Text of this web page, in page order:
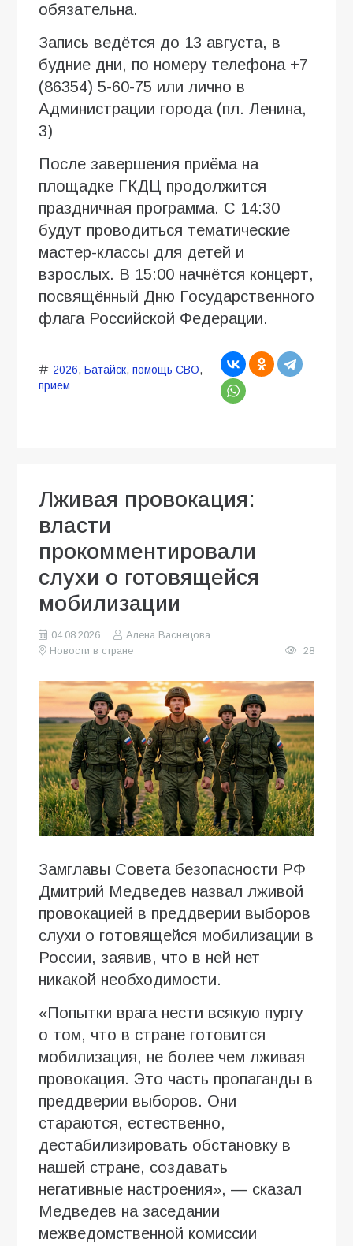
обязательна.
Запись ведётся до 13 августа, в
будние дни, по номеру телефона +7
(86354) 5-60-75 или лично в
Администрации города (пл. Ленина,
3)
После завершения приёма на
площадке ГКДЦ продолжится
праздничная программа. С 14:30
будут проводиться тематические
мастер-классы для детей и
взрослых. В 15:00 начнётся концерт,
посвящённый Дню Государственного
флага Российской Федерации.
2026, Батайск, помощь СВО,
прием
Лживая провокация:
власти
прокомментировали
слухи о готовящейся
мобилизации
04.08.2026
Алена Васнецова
Новости в стране
28
Замглавы Совета безопасности РФ
Дмитрий Медведев назвал лживой
провокацией в преддверии выборов
слухи о готовящейся мобилизации в
России, заявив, что в ней нет
никакой необходимости.
«Попытки врага нести всякую пургу
о том, что в стране готовится
мобилизация, не более чем лживая
провокация. Это часть пропаганды в
преддверии выборов. Они
стараются, естественно,
дестабилизировать обстановку в
нашей стране, создавать
негативные настроения», — сказал
Медведев на заседании
межведомственной комиссии